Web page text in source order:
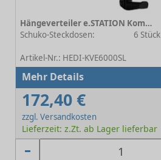
Hängeverteiler e.STATION Kombi Energie / Druckluft 3.5
Schuko-Steckdosen:
6 Stück
Artikel-Nr.: HEDI-KVE6000SL
Mehr Details
172,40 €
zzgl. Versandkosten
Lieferzeit: z.Zt. ab Lager lieferbar